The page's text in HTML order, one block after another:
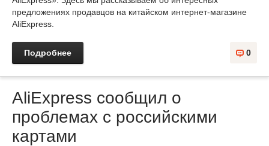
предложениях продавцов на китайском интернет-магазине
AliExpress.
Подробнее 0
AliExpress сообщил о
проблемах с российскими
картами